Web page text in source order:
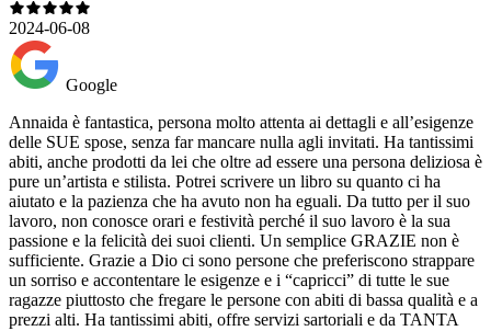
2024-06-08
Google
Annaida è fantastica, persona molto attenta ai dettagli e all’esigenze
delle SUE spose, senza far mancare nulla agli invitati. Ha tantissimi
abiti, anche prodotti da lei che oltre ad essere una persona deliziosa è
pure un’artista e stilista. Potrei scrivere un libro su quanto ci ha
aiutato e la pazienza che ha avuto non ha eguali. Da tutto per il suo
lavoro, non conosce orari e festività perché il suo lavoro è la sua
passione e la felicità dei suoi clienti. Un semplice GRAZIE non è
sufficiente. Grazie a Dio ci sono persone che preferiscono strappare
un sorriso e accontentare le esigenze e i “capricci” di tutte le sue
ragazze piuttosto che fregare le persone con abiti di bassa qualità e a
prezzi alti. Ha tantissimi abiti, offre servizi sartoriali e da TANTA